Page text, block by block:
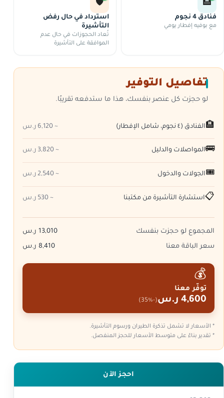
🏨
فنادق 4 نجوم
مع بوفيه إفطار يومي
🛡️
استرداد في حال رفض
التأشيرة
تُعاد الحجوزات في حال عدم
الموافقة على التأشيرة
تفاصيل التوفير
لو حجزت كل عنصر بنفسك، هذا ما ستدفعه تقريبًا.
🏨الفنادق (٤ نجوم، شامل الإفطار) ~ 6,120 ر.س
🚌المواصلات والدليل ~ 3,820 ر.س
🎟️الجولات والدخول ~ 2,540 ر.س
📋استشارة التأشيرة من مكتبنا ~ 530 ر.س
المجموع لو حجزت بنفسك 13,010 ر.س
سعر الباقة معنا 8,410 ر.س
💰
توفّر معنا
4,600 ر.س (-35%)
* الأسعار لا تشمل تذكرة الطيران ورسوم التأشيرة.
* تقدير بناءً على متوسط الأسعار للحجز المنفصل.
احجز الآن